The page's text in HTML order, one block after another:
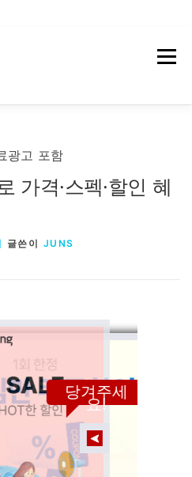
메뉴
광고 포함
가격·스펙·할인 혜
글쓴이 JUNS
당겨주세
요!